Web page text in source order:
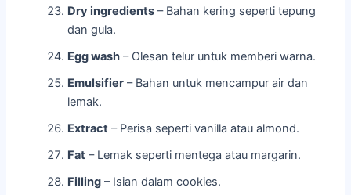
Dry ingredients – Bahan kering seperti tepung
dan gula.
Egg wash – Olesan telur untuk memberi warna.
Emulsifier – Bahan untuk mencampur air dan
lemak.
Extract – Perisa seperti vanilla atau almond.
Fat – Lemak seperti mentega atau margarin.
Filling – Isian dalam cookies.